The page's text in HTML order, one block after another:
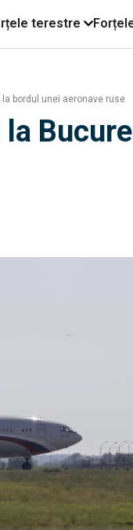
terestre
bordul unei aeronave ruse
la